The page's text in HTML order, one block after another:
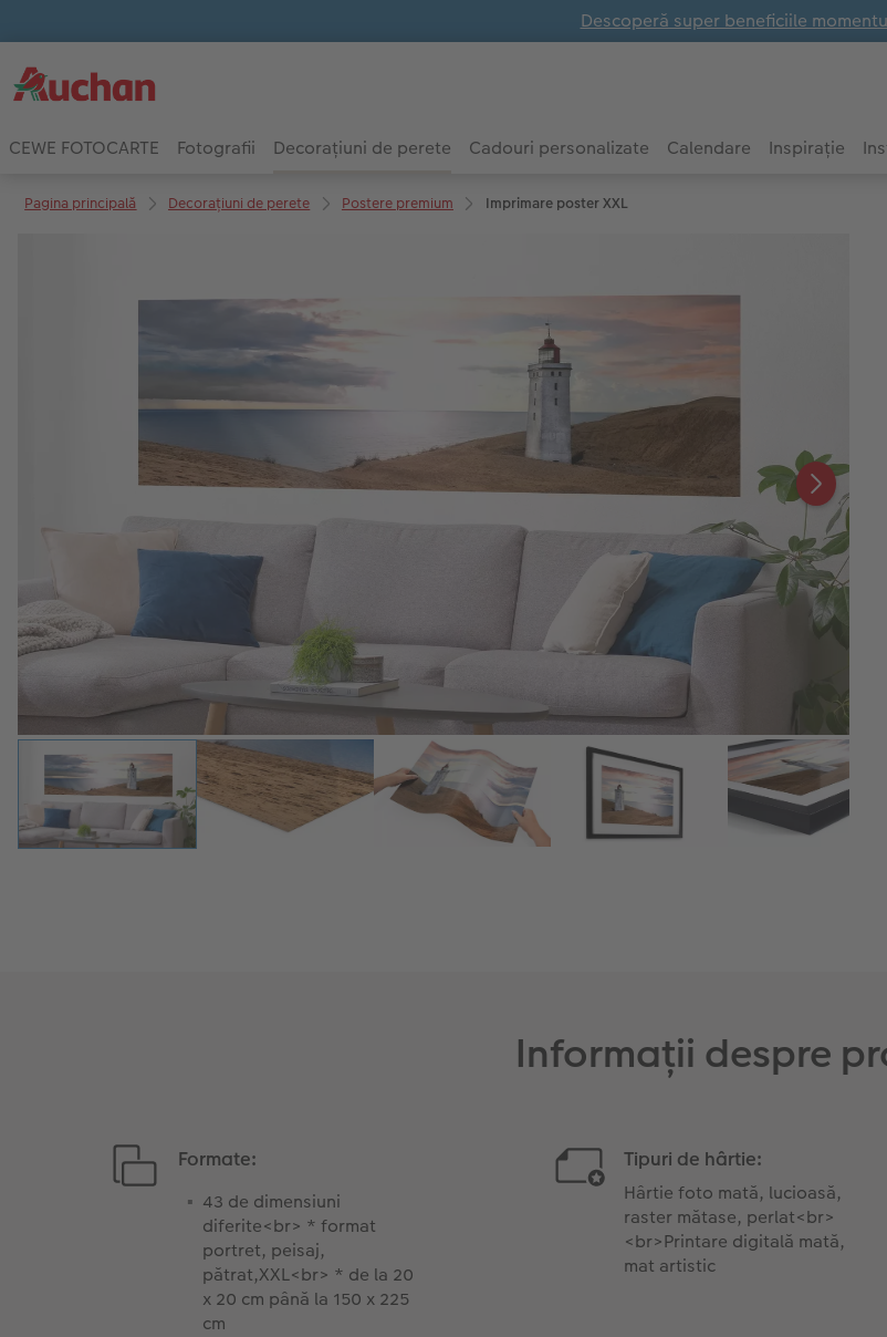
Descoperă super beneficiile
CEWE FOTOCARTE Fotografii Decorațiuni de perete Cadouri personalizate Calendare Inspirație
Pagina principală Decorațiuni de perete Postere premium Imprimare poster XXL
Informații despre
Formate:
43 de dimensiuni
diferite<br> * format
portret, peisaj,
pătrat,XXL<br> * de la 20
x 20 cm până la 150 x 225
cm
Tipuri de hârtie:
Hârtie foto mată, lucioasă,
raster mătase, perlat<br>
<br>Printare digitală mată,
mat artistic